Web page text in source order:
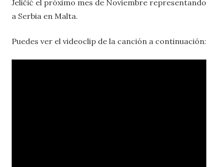
Jeličić el próximo mes de Noviembre representando
a Serbia en Malta.
Puedes ver el videoclip de la canción a continuación: